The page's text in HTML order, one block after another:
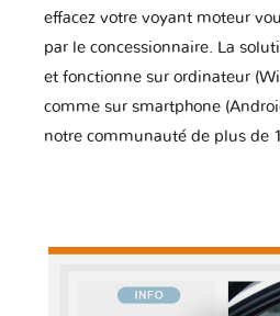
effacez votre voyant moteur
par le concessionnaire. La
et fonctionne sur ordinateur
comme sur smartphone
notre communauté de plus de